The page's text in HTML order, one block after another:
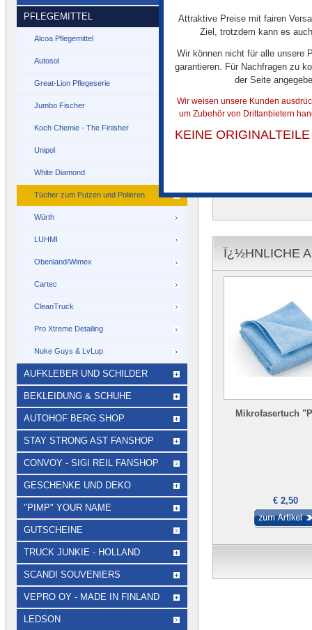
Grüner Mikrofaser
flauschiger,
Ï¿½HNLICHE
Mikrofasertuch
€ 2,50
PFLEGEMITTEL
Alcoa Pflegemittel
Autosol
Great-Lion Pflegeserie
Jumbo Fischer
Koch Chemie - The Finisher
Unipol
White Diamond
Tücher zum Putzen und Polieren
Würth
LUHMI
Obenland/Wimex
Cartec
CleanTruck
Pro Xtreme Detailing
Nuke Guys & LvLup
AUFKLEBER UND SCHILDER
BEKLEIDUNG & SCHUHE
AUTOHOF BERG SHOP
STAY STRONG AST FANSHOP
CONVOY - SIGI REIL FANSHOP
GESCHENKE UND DEKO
"PIMP" YOUR NAME
GUTSCHEINE
TRUCK JUNKIE - HOLLAND
SCANDI SOUVENIERS
VEPRO OY - MADE IN FINLAND
LEDSON
Attraktive Preise mit fairen
Ziel, trotzdem kann es
Wir können nicht für alle unsere
garantieren. Für Nachfragen zu
der Seite
Wir weisen unsere Kunden
um Zubehör von Drittanbietern
KEINE